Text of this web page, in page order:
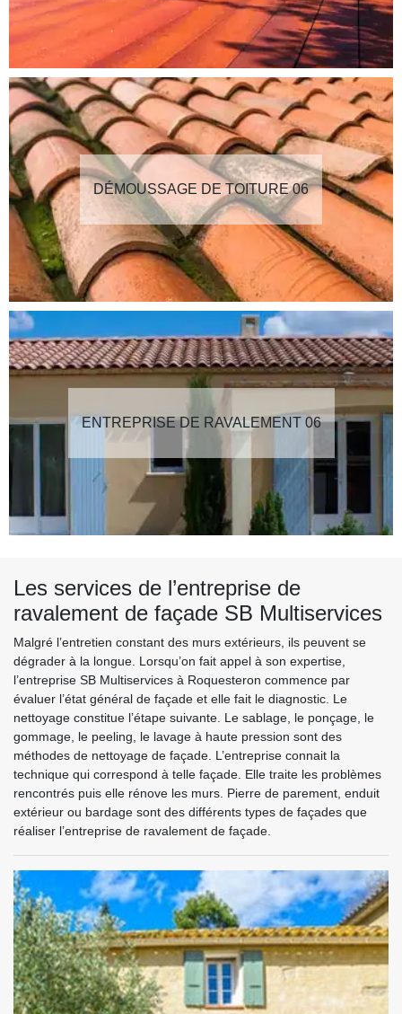
DÉMOUSSAGE DE TOITURE 06
ENTREPRISE DE RAVALEMENT 06
Les services de l’entreprise de
ravalement de façade SB Multiservices
Malgré l’entretien constant des murs extérieurs, ils peuvent se
dégrader à la longue. Lorsqu’on fait appel à son expertise,
l’entreprise SB Multiservices à Roquesteron commence par
évaluer l’état général de façade et elle fait le diagnostic. Le
nettoyage constitue l’étape suivante. Le sablage, le ponçage, le
gommage, le peeling, le lavage à haute pression sont des
méthodes de nettoyage de façade. L’entreprise connait la
technique qui correspond à telle façade. Elle traite les problèmes
rencontrés puis elle rénove les murs. Pierre de parement, enduit
extérieur ou bardage sont des différents types de façades que
réaliser l’entreprise de ravalement de façade.